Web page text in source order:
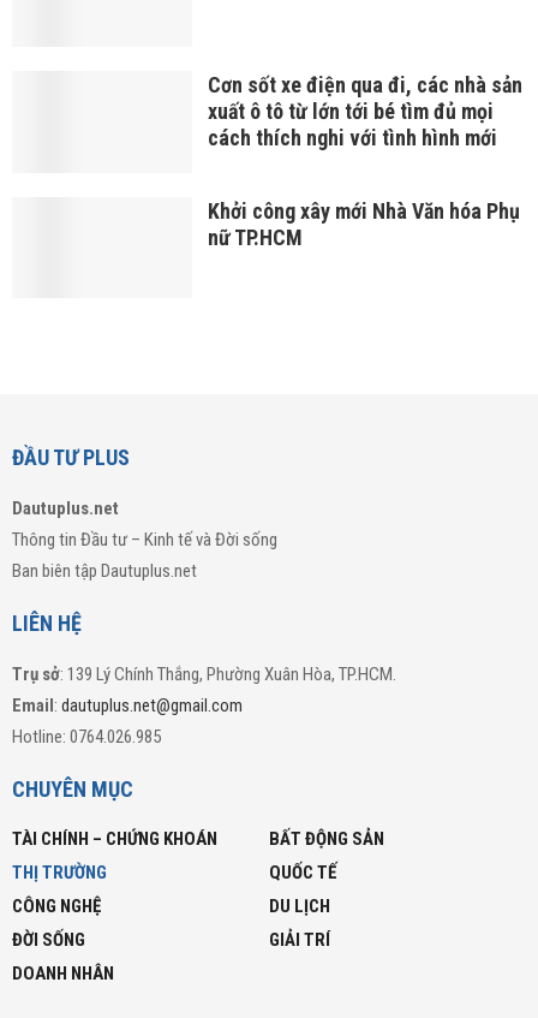
Cơn sốt xe điện qua đi, các nhà sản
xuất ô tô từ lớn tới bé tìm đủ mọi
cách thích nghi với tình hình mới
Khởi công xây mới Nhà Văn hóa Phụ
nữ TP.HCM
ĐẦU TƯ PLUS
Dautuplus.net
Thông tin Đầu tư – Kinh tế và Đời sống
Ban biên tập Dautuplus.net
LIÊN HỆ
Trụ sở: 139 Lý Chính Thắng, Phường Xuân Hòa, TP.HCM.
Email : dautuplus.net@gmail.com
Hotline: 0764.026.985
CHUYÊN MỤC
TÀI CHÍNH – CHỨNG KHOÁN
BẤT ĐỘNG SẢN
THỊ TRƯỜNG
QUỐC TẾ
CÔNG NGHỆ
DU LỊCH
ĐỜI SỐNG
GIẢI TRÍ
DOANH NHÂN